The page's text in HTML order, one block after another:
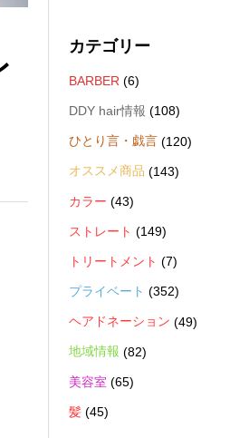
カテゴリー
BARBER (6)
DDY hair情報 (108)
ひとり言・戯言 (120)
オススメ商品 (143)
カラー (43)
ストレート (149)
トリートメント (7)
プライベート (352)
ヘアドネーション (49)
地域情報 (82)
美容室 (65)
髪 (45)